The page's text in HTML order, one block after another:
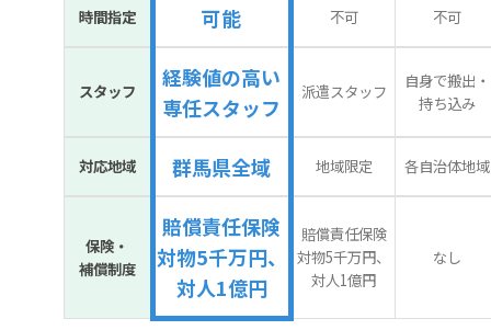
時間指定 可能 不可 不可
スタッフ
経験値の高い
専任スタッフ
派遣スタッフ
自身で搬出・
持ち込み
対応地域 群馬県全域 地域限定 各自治体地域
保険・
補償制度
賠償責任保険
対物5千万円、
対人1億円
賠償責任保険
対物5千万円、
対人1億円
なし